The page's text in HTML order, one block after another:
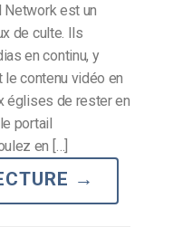
Network est un
de culte. Ils
en continu, y
contenu vidéo en
églises de rester en
portail
en […]
→